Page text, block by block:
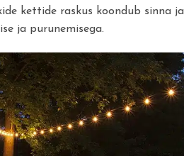
kettide raskus koondub sinna
ja purunemisega.